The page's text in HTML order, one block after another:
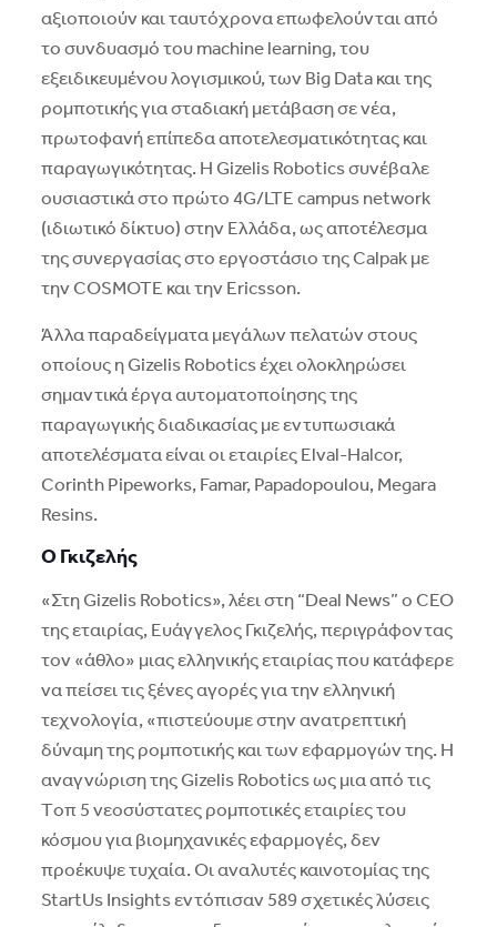
αξιοποιούν και ταυτόχρονα επωφελούνται από
το συνδυασμό του machine learning, του
εξειδικευμένου λογισμικού, των Big Data και της
ρομποτικής για σταδιακή μετάβαση σε νέα,
πρωτοφανή επίπεδα αποτελεσματικότητας και
παραγωγικότητας. H Gizelis Robotics συνέβαλε
ουσιαστικά στο πρώτο 4G/LTE campus network
(ιδιωτικό δίκτυο) στην Eλλάδα, ως αποτέλεσμα
της συνεργασίας στο εργοστάσιο της Calpak με
την COSMOTE και την Ericsson.
Άλλα παραδείγματα μεγάλων πελατών στους
οποίους η Gizelis Robotics έχει ολοκληρώσει
σημαντικά έργα αυτοματοποίησης της
παραγωγικής διαδικασίας με εντυπωσιακά
αποτελέσματα είναι οι εταιρίες Elval-Halcor,
Corinth Pipeworks, Famar, Papadopoulou, Megara
Resins.
O Γκιζελής
«Στη Gizelis Robotics», λέει στη “Deal News” ο CEO
της εταιρίας, Eυάγγελος Γκιζελής, περιγράφοντας
τον «άθλο» μιας ελληνικής εταιρίας που κατάφερε
να πείσει τις ξένες αγορές για την ελληνική
τεχνολογία, «πιστεύουμε στην ανατρεπτική
δύναμη της ρομποτικής και των εφαρμογών της. H
αναγνώριση της Gizelis Robotics ως μια από τις
Tοπ 5 νεοσύστατες ρομποτικές εταιρίες του
κόσμου για βιομηχανικές εφαρμογές, δεν
προέκυψε τυχαία. Oι αναλυτές καινοτομίας της
StartUs Insights εντόπισαν 589 σχετικές λύσεις